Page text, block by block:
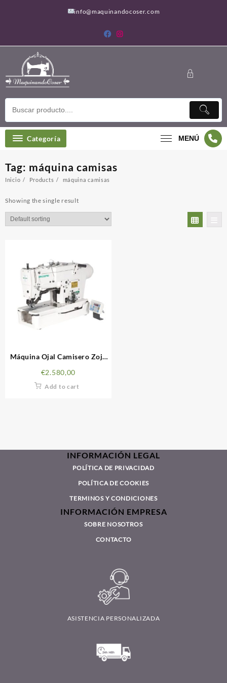
info@maquinandocoser.com
Categoría MENÚ
Tag: máquina camisas
Inicio Products máquina camisas
Showing the single result
Máquina Ojal Camisero Zoje
€2.580,00
Add to cart
INFORMACIÓN LEGAL
POLÍTICA DE PRIVACIDAD
POLÍTICA DE COOKIES
TERMINOS Y CONDICIONES
INFORMACIÓN EMPRESA
SOBRE NOSOTROS
CONTACTO
ASISTENCIA PERSONALIZADA